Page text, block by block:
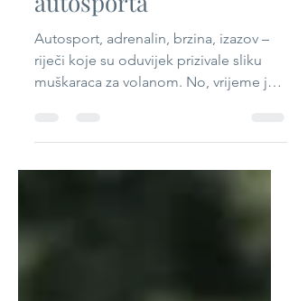
Ovo su žene koje
mijenjaju lice hrvatskog
autosporta
riječi koje su oduvijek prizivale sliku